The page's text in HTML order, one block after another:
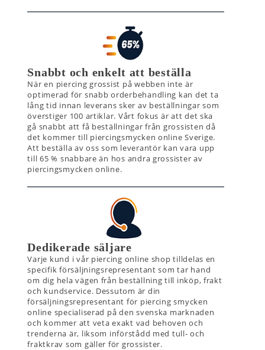
Snabbt och enkelt att beställa
När en piercing grossist på webben inte är
optimerad för snabb orderbehandling kan det ta
lång tid innan leverans sker av beställningar som
överstiger 100 artiklar. Vårt fokus är att det ska
gå snabbt att få beställningar från grossisten då
det kommer till piercingsmycken online Sverige.
Att beställa av oss som leverantör kan vara upp
till 65 % snabbare än hos andra grossister av
piercingsmycken online.
Dedikerade säljare
Varje kund i vår piercing online shop tilldelas en
specifik försäljningsrepresentant som tar hand
om dig hela vägen från beställning till inköp, frakt
och kundservice. Dessutom är din
försäljningsrepresentant för piercing smycken
online specialiserad på den svenska marknaden
och kommer att veta exakt vad behoven och
trenderna är, liksom införstådd med tull- och
fraktkrav som gäller för grossister.